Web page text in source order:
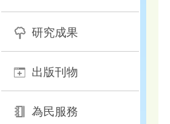
研究成果
出版刊物
為民服務